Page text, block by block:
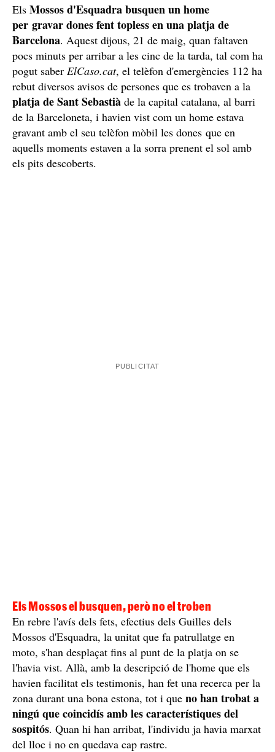
Els Mossos d'Esquadra busquen un home
per gravar dones fent topless en una platja de
Barcelona. Aquest dijous, 21 de maig, quan faltaven
pocs minuts per arribar a les cinc de la tarda, tal com ha
pogut saber ElCaso.cat, el telèfon d'emergències 112 ha
rebut diversos avisos de persones que es trobaven a la
platja de Sant Sebastià de la capital catalana, al barri
de la Barceloneta, i havien vist com un home estava
gravant amb el seu telèfon mòbil les dones que en
aquells moments estaven a la sorra prenent el sol amb
els pits descoberts.
Els Mossos el busquen, però no el troben
En rebre l'avís dels fets, efectius dels Guilles dels
Mossos d'Esquadra, la unitat que fa patrullatge en
moto, s'han desplaçat fins al punt de la platja on se
l'havia vist. Allà, amb la descripció de l'home que els
havien facilitat els testimonis, han fet una recerca per la
zona durant una bona estona, tot i que no han trobat a
ningú que coincidís amb les característiques del
sospitós. Quan hi han arribat, l'individu ja havia marxat
del lloc i no en quedava cap rastre.